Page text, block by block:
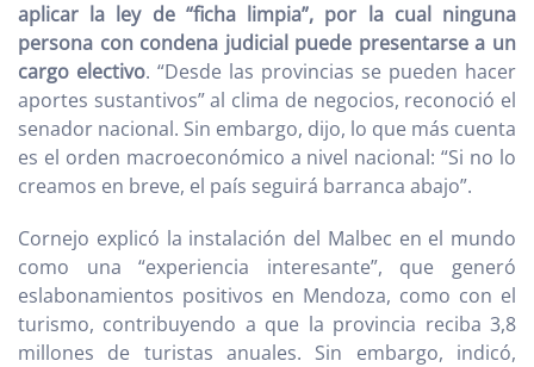
aplicar la ley de “ficha limpia”, por la cual ninguna
persona con condena judicial puede presentarse a un
cargo electivo. “Desde las provincias se pueden hacer
aportes sustantivos” al clima de negocios, reconoció el
senador nacional. Sin embargo, dijo, lo que más cuenta
es el orden macroeconómico a nivel nacional: “Si no lo
creamos en breve, el país seguirá barranca abajo”.
Cornejo explicó la instalación del Malbec en el mundo
como una “experiencia interesante”, que generó
eslabonamientos positivos en Mendoza, como con el
turismo, contribuyendo a que la provincia reciba 3,8
millones de turistas anuales. Sin embargo, indicó,